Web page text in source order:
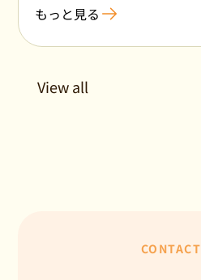
もっと見る
View all